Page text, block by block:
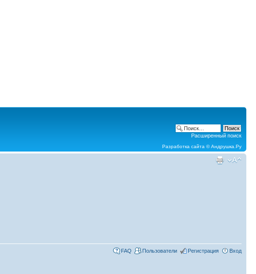
Расширенный поиск
Разработка сайта ©Андрушка.Ру
FAQ Пользователи Регистрация Вход